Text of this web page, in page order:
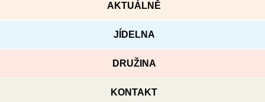
AKTUÁLNĚ
JÍDELNA
DRUŽINA
KONTAKT